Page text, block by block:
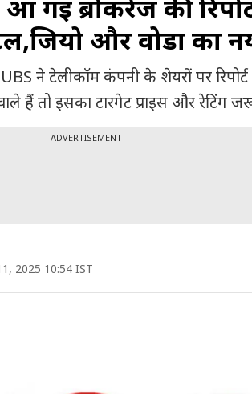
गई ब्रोकरेज की
और वोडा का
ने टेलीकॉम कंपनी के शेयरों पर रिपोर्ट
हैं तो इसका टारगेट प्राइस और रेटिंग
ADVERTISEMENT
2025 10:54 IST